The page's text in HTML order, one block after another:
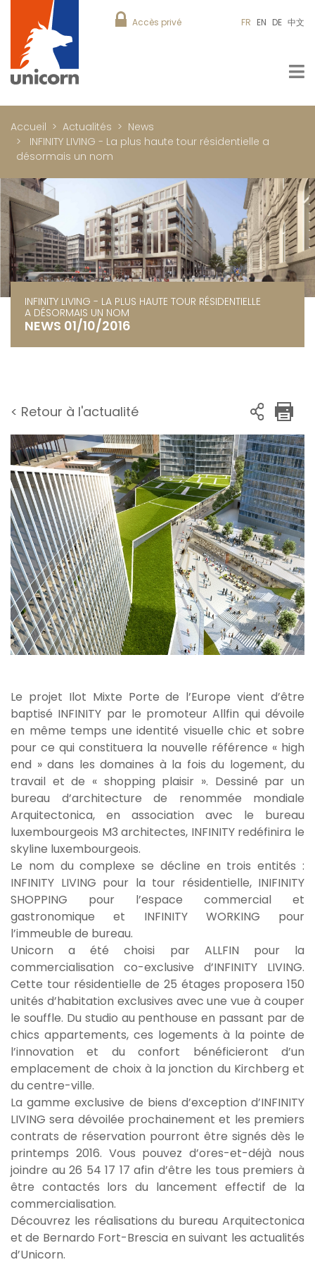
Accès privé FR EN DE 中文
Accueil Actualités
News
INFINITY LIVING - La plus haute tour résidentielle a
désormais un nom
INFINITY LIVING - LA PLUS HAUTE TOUR RÉSIDENTIELLE
A DÉSORMAIS UN NOM
NEWS 01/10/2016
< Retour à l'actualité
Le projet Ilot Mixte Porte de l’Europe vient d’être
baptisé INFINITY par le promoteur Allfin qui dévoile
en même temps une identité visuelle chic et sobre
pour ce qui constituera la nouvelle référence « high
end » dans les domaines à la fois du logement, du
travail et de « shopping plaisir ». Dessiné par un
bureau d’architecture de renommée mondiale
Arquitectonica, en association avec le bureau
luxembourgeois M3 architectes, INFINITY redéfinira le
skyline luxembourgeois.
Le nom du complexe se décline en trois entités :
INFINITY LIVING pour la tour résidentielle, INIFINITY
SHOPPING pour l’espace commercial et
gastronomique et INFINITY WORKING pour
l’immeuble de bureau.
Unicorn a été choisi par ALLFIN pour la
commercialisation co-exclusive d’INFINITY LIVING.
Cette tour résidentielle de 25 étages proposera 150
unités d’habitation exclusives avec une vue à couper
le souffle. Du studio au penthouse en passant par de
chics appartements, ces logements à la pointe de
l’innovation et du confort bénéficieront d’un
emplacement de choix à la jonction du Kirchberg et
du centre-ville.
La gamme exclusive de biens d’exception d’INFINITY
LIVING sera dévoilée prochainement et les premiers
contrats de réservation pourront être signés dès le
printemps 2016. Vous pouvez d’ores-et-déjà nous
joindre au 26 54 17 17 afin d’être les tous premiers à
être contactés lors du lancement effectif de la
commercialisation.
Découvrez les réalisations du bureau Arquitectonica
et de Bernardo Fort-Brescia en suivant les actualités
d’Unicorn.